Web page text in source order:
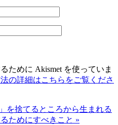
ために Akismet を使っていま
の詳細はこちらをご覧くださ
を捨てるところから生まれる
ためにすべきこと »